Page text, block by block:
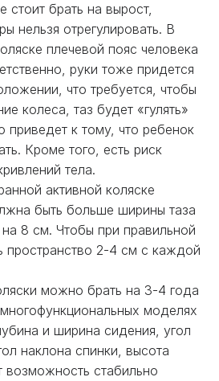
стоит брать на вырост,
нельзя отрегулировать. В
плечевой пояс человека
руки тоже придется
что требуется, чтобы
колеса, таз будет «гулять»
к тому, что ребенок
Кроме того, есть риск
тела.
активной коляске
быть больше ширины таза
8 см. Чтобы при правильной
пространство 2-4 см с каждой
можно брать на 3-4 года
моделях
и ширина сидения, угол
наклона спинки, высота
стабильно